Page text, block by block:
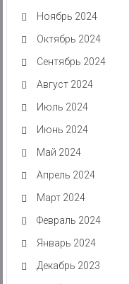
Ноябрь 2024
Октябрь 2024
Сентябрь 2024
Август 2024
Июль 2024
Июнь 2024
Май 2024
Апрель 2024
Март 2024
Февраль 2024
Январь 2024
Декабрь 2023